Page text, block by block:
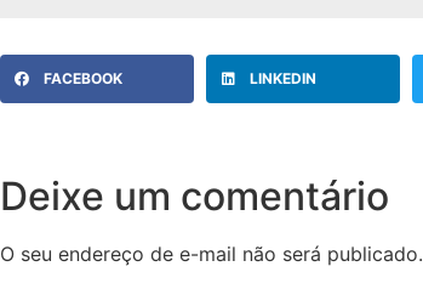
FACEBOOK LINKEDIN
Deixe um comentário
O seu endereço de e-mail não será publicado.